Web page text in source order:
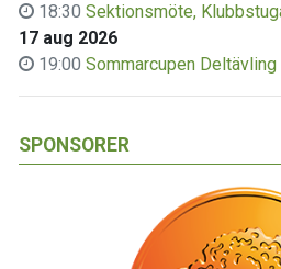
18:30 Sektionsmöte,
17 aug 2026
19:00 Sommarcupen
SPONSORER